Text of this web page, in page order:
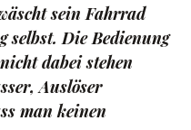
sein Fahrrad
selbst. Die Bedienung
dabei stehen
Auslöser
man keinen